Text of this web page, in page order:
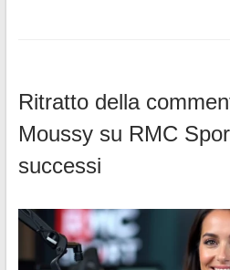
Ritratto della
Moussy su RMC
successi